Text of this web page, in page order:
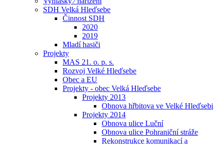
SDH Velká Hleďsebe
Činnost SDH
2020
2019
Mladí hasiči
Projekty
MAS 21. o. p. s.
Rozvoj Velké Hleďsebe
Obec a EU
Projekty - obec Velká Hleďsebe
Projekty 2013
Obnova hřbitova ve Velké Hleďsebi
Projekty 2014
Obnova ulice Luční
Obnova ulice Pohraniční stráže
Rekonstrukce komunikací a